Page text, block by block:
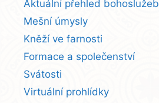
Aktuální přehled bohoslužeb
Mešní úmysly
Kněží ve farnosti
Formace a společenství
Svátosti
Virtuální prohlídky